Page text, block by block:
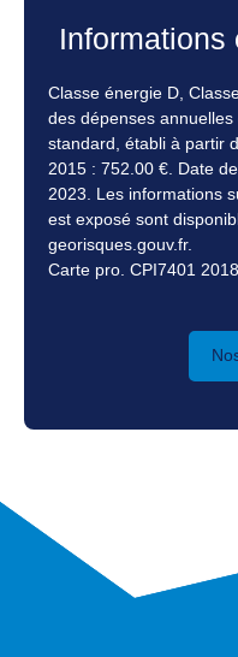
Informations
Classe énergie D,
des dépenses
standard, établi à partir
2015 : 752.00 €. Date
2023. Les informations
est exposé sont
georisques.gouv.fr.
Carte pro. CPI7401